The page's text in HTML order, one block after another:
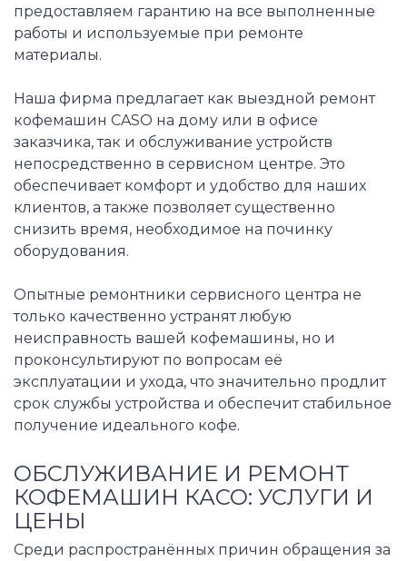
предоставляем гарантию на все выполненные
работы и используемые при ремонте
материалы.
Наша фирма предлагает как выездной ремонт
кофемашин CASO на дому или в офисе
заказчика, так и обслуживание устройств
непосредственно в сервисном центре. Это
обеспечивает комфорт и удобство для наших
клиентов, а также позволяет существенно
снизить время, необходимое на починку
оборудования.
Опытные ремонтники сервисного центра не
только качественно устранят любую
неисправность вашей кофемашины, но и
проконсультируют по вопросам её
эксплуатации и ухода, что значительно продлит
срок службы устройства и обеспечит стабильное
получение идеального кофе.
ОБСЛУЖИВАНИЕ И РЕМОНТ
КОФЕМАШИН КАСО: УСЛУГИ И
ЦЕНЫ
Среди распространённых причин обращения за